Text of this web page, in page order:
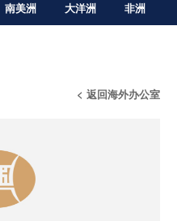
南美洲 大洋洲 非洲
< 返回海外办公室